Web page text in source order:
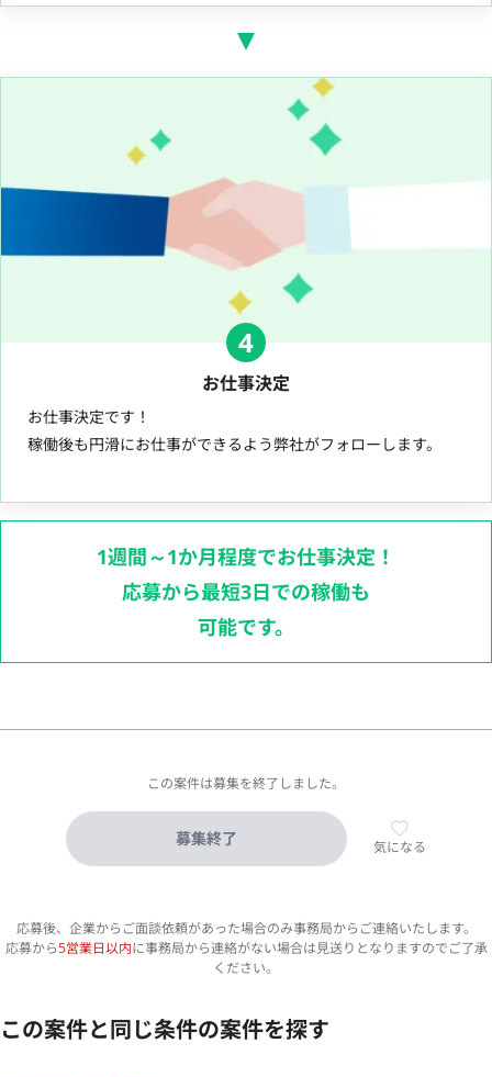
4
お仕事決定
お仕事決定です！
稼働後も円滑にお仕事ができるよう弊社がフォローします。
1週間～1か月程度でお仕事決定！
応募から最短3日での稼働も
可能です。
この案件は募集を終了しました。
募集終了 気になる
応募後、企業からご面談依頼があった場合のみ事務局からご連絡いたします。
応募から5営業日以内に事務局から連絡がない場合は見送りとなりますのでご了承
ください。
この案件と同じ条件の案件を探す